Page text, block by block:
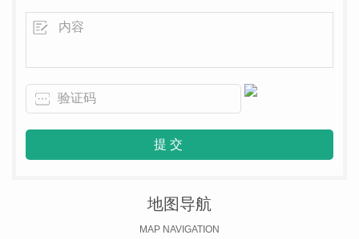
地图导航
MAP NAVIGATION